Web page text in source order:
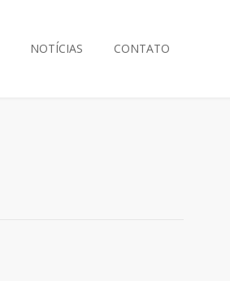
NOTÍCIAS CONTATO